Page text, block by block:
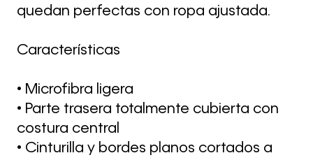
quedan perfectas con ropa ajustada.
Características
• Microfibra ligera
• Parte trasera totalmente cubierta con
costura central
• Cinturilla y bordes planos cortados a